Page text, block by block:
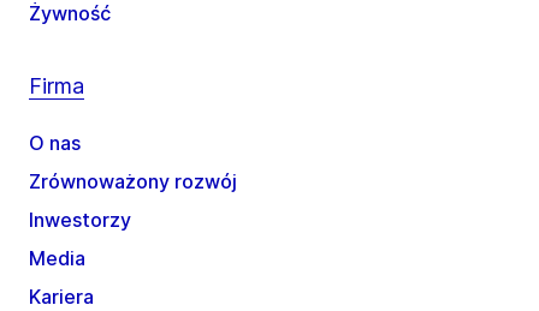
Żywność
Firma
O nas
Zrównoważony rozwój
Inwestorzy
Media
Kariera